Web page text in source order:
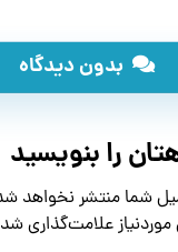
بدون دیدگاه
را بنویسید
شما منتشر نخواهد
علامت‌گذاری